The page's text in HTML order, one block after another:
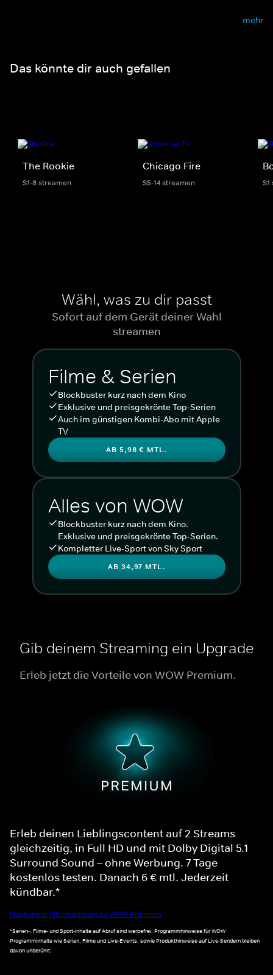
mehr
Das könnte dir auch gefallen
The Rookie
S1-8 streamen
Chicago Fire
S5-14 streamen
Wähl, was zu dir passt
Sofort auf dem Gerät deiner Wahl
streamen
Filme & Serien
Blockbuster kurz nach dem Kino
Exklusive und preisgekrönte Top-Serien
Auch im günstigen Kombi-Abo mit Apple
TV
AB 5,98 € MTL.
Alles von WOW
Blockbuster kurz nach dem Kino.
Exklusive und preisgekrönte Top-Serien.
Kompletter Live-Sport von Sky Sport
AB 34,97 MTL.
Gib deinem Streaming ein Upgrade
Erleb jetzt die Vorteile von WOW Premium.
Erleb deinen Lieblingscontent auf 2 Streams
gleichzeitig, in Full HD und mit Dolby Digital 5.1
Surround Sound – ohne Werbung. 7 Tage
kostenlos testen. Danach 6 € mtl. Jederzeit
kündbar.*
Noch mehr Informationen zu WOW Premium
*Serien-, Filme- und Sport-Inhalte auf Abruf sind werbefrei. Programmhinweise für WOW
Programminhalte wie Serien, Filme und Live-Events, sowie Produkthinweise auf Live-Sendern bleiben
davon unberührt.